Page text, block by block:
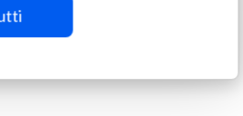
con un contrapeso